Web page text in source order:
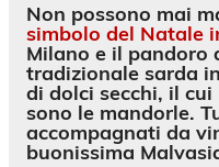
Non possono mai
simbolo del Natale
Milano e il pandoro
tradizionale sarda
di dolci secchi, il
sono le mandorle.
accompagnati da
buonissima